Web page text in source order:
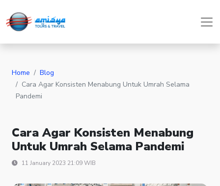
Home
Blog
Cara Agar Konsisten Menabung Untuk Umrah Selama
Pandemi
Cara Agar Konsisten Menabung
Untuk Umrah Selama Pandemi
11 January 2023 21:09 WIB